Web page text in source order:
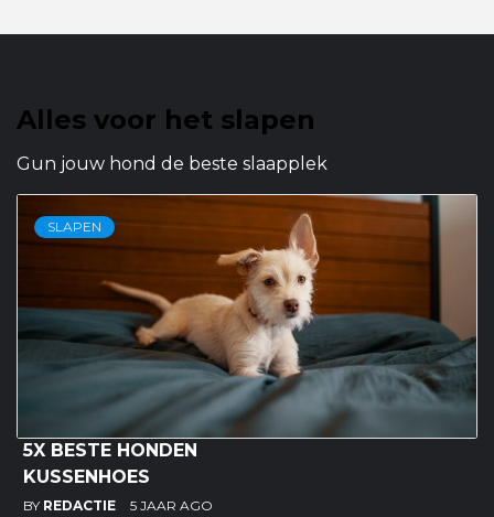
Alles voor het slapen
Gun jouw hond de beste slaapplek
SLAPEN
5X BESTE HONDEN
KUSSENHOES
BY REDACTIE 5 JAAR AGO